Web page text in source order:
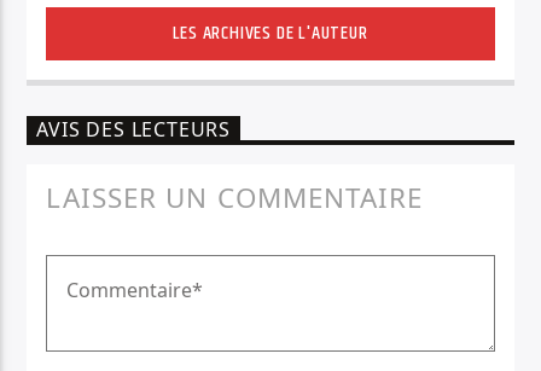
LES ARCHIVES DE L'AUTEUR
AVIS DES LECTEURS
LAISSER UN COMMENTAIRE